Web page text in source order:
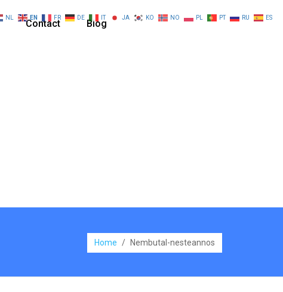
Contact Blog
Home / Nembutal-nesteannos
NL EN FR DE IT JA KO NO PL PT RU ES